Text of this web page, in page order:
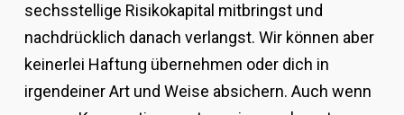
sechsstellige Risikokapital mitbringst und
nachdrücklich danach verlangst. Wir können aber
keinerlei Haftung übernehmen oder dich in
irgendeiner Art und Weise absichern. Auch wenn